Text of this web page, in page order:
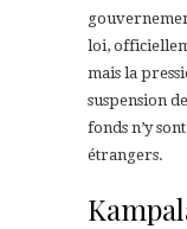
loi,
mais la
suspension
fonds n’y
étrangers.